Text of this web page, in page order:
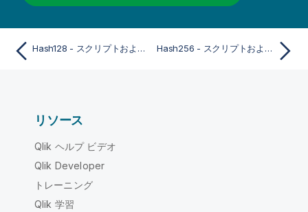
Hash128 - スクリプトおよびチャート関数 Hash256 - スクリプトおよびチャート関数
リソース
Qlik ヘルプ ビデオ
Qlik Developer
トレーニング
Qlik 学習